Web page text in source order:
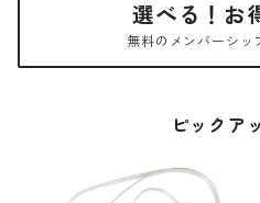
選べる！お
無料のメンバーシッ
ピックア